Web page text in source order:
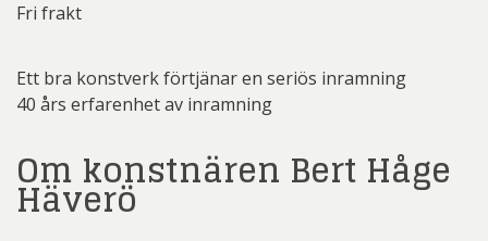
Fri frakt
Ett bra konstverk förtjänar en seriös inramning
40 års erfarenhet av inramning
Om konstnären Bert Håge
Häverö